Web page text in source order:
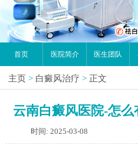
首页 医院简介 医生团队
主页 > 白癜风治疗 > 正文
云南白癜风医院-怎
时间: 2025-03-08